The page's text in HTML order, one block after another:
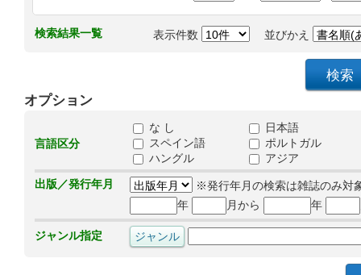
検索結果一覧 表示件数 並びかえ
オプション
言語区分
な し
日本語
スペイン語
ポルトガル
ハングル
アジア
出版／発行年月
※発行年月の検索は雑誌のみ対
年
月から 年
ジャンル指定